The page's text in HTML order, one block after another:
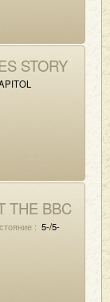
STORY
THE BBC
: 5-/5-